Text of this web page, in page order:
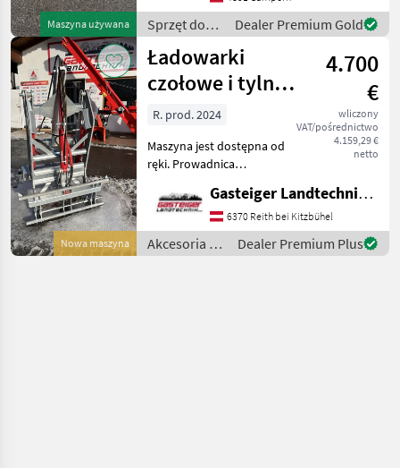
Maszyna używana
pojemność ładunkowa ok.
14 m³ - dopuszczalna masa
cał
Sprzęt do
nawożenia i
nawadniania
/ Fliegl
Dealer Premium Gold
Nowa maszyna
Ładowarki
czołowe i tylne
Fliegl
4.700
€
wliczony
VAT/pośrednictwo
4.159,29 €
netto
R. prod. 2024
Maszyna jest dostępna od
ręki. Prowadnica
Udźwig 1500 kg Wysokość
podnoszenia 3800 mm
Wymagane 2xDW Cylinder
podnoszący: Pojedyncze
Gasteiger Landtechnik GmbH
6370 Reith bei Kitzbühel
Akcesoria do
ciągników /
Dealer Premium Plus